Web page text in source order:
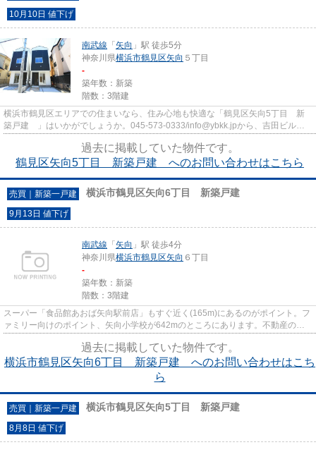
10月10日 値下げ
南武線 「 矢向 」駅 徒歩5分
神奈川県横浜市鶴見区矢向 ５丁目
-
築年数：新築
階数：3階建
横浜市鶴見区エリアでの住まいなら、住み心地も快適な「鶴見区矢向5丁目 新
築戸建 」はいかがでしょうか。045-573-0333/info@ybkk.jpから、吉田ビルデ
過去に掲載していた物件です。
鶴見区矢向5丁目 新築戸建 へのお問い合わせはこちら
売買｜新築一戸建 横浜市鶴見区矢向6丁目 新築戸建
9月13日 値下げ
南武線 「 矢向 」駅 徒歩4分
神奈川県横浜市鶴見区矢向 ６丁目
-
築年数：新築
階数：3階建
スーパー「食品館あおば矢向駅前店」もすぐ近く(165m)にあるのがポイント。フ
ァミリー向けのポイント、矢向小学校が642mのところにあります。不動産の購
過去に掲載していた物件です。
横浜市鶴見区矢向6丁目 新築戸建 へのお問い合わせはこち
ら
売買｜新築一戸建 横浜市鶴見区矢向5丁目 新築戸建
8月8日 値下げ